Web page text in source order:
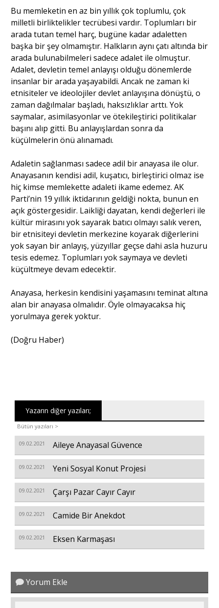
Bu memleketin en az bin yıllık çok toplumlu, çok
milletli birliktelikler tecrübesi vardır. Toplumları bir
arada tutan temel harç, bugüne kadar adaletten
başka bir şey olmamıştır. Halkların aynı çatı altında bir
arada bulunabilmeleri sadece adalet ile olmuştur.
Adalet, devletin temel anlayışı olduğu dönemlerde
insanlar bir arada yaşayabildi. Ancak ne zaman ki
etnisiteler ve ideolojiler devlet anlayışına dönüştü, o
zaman dağılmalar başladı, haksızlıklar arttı. Yok
saymalar, asimilasyonlar ve ötekileştirici politikalar
başını alıp gitti. Bu anlayışlardan sonra da
küçülmelerin önü alınamadı.
Adaletin sağlanması sadece adil bir anayasa ile olur.
Anayasanın kendisi adil, kuşatıcı, birleştirici olmaz ise
hiç kimse memlekette adaleti ikame edemez. AK
Parti’nin 19 yıllık iktidarının geldiği nokta, bunun en
açık göstergesidir. Laikliği dayatan, kendi değerleri ile
kültür mirasını yok sayarak batıcı olmayı salık veren,
bir etnisiteyi devletin merkezine koyarak diğerlerini
yok sayan bir anlayış, yüzyıllar geçse dahi asla huzuru
tesis edemez. Toplumları yok saymaya ve devleti
küçültmeye devam edecektir.
Anayasa, herkesin kendisini yaşamasını teminat altına
alan bir anayasa olmalıdır. Öyle olmayacaksa hiç
yorulmaya gerek yoktur.
(Doğru Haber)
Yazarın diğer yazıları;
Bütün yazıları >
09.02.2021 Aileye Anayasal Güvence
09.02.2021 Yeni Sosyal Konut Projesi
09.02.2021 Çarşı Pazar Cayır Cayır
09.02.2021 Camide Bir Anekdot
09.02.2021 Eksen Karmaşası
Yorum Ekle